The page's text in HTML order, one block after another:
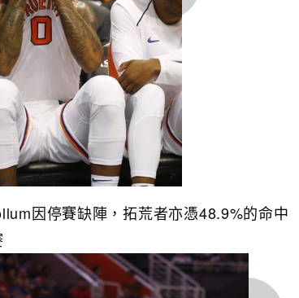
因停賽缺陣，拓荒者亦憑48.9%的命中